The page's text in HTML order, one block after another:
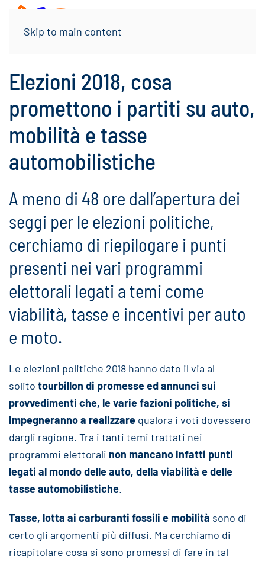
Skip to main content
Elezioni 2018, cosa
promettono i partiti su auto,
mobilità e tasse
automobilistiche
A meno di 48 ore dall’apertura dei
seggi per le elezioni politiche,
cerchiamo di riepilogare i punti
presenti nei vari programmi
elettorali legati a temi come
viabilità, tasse e incentivi per auto
e moto.
Le elezioni politiche 2018 hanno dato il via al
solito tourbillon di promesse ed annunci sui
provvedimenti che, le varie fazioni politiche, si
impegneranno a realizzare qualora i voti dovessero
dargli ragione. Tra i tanti temi trattati nei
programmi elettorali non mancano infatti punti
legati al mondo delle auto, della viabilità e delle
tasse automobilistiche.
Tasse, lotta ai carburanti fossili e mobilità sono di
certo gli argomenti più diffusi. Ma cerchiamo di
ricapitolare cosa si sono promessi di fare in tal